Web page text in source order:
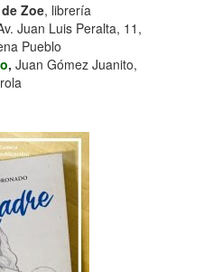
Zoe, librería
Juan Luis Peralta, 11,
Pueblo
, Juan Gómez Juanito,